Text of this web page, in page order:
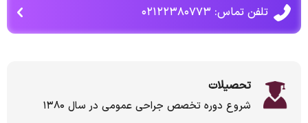
تلفن تماس: ۰۲۱۲۲۳۸۰۷۷۳
تحصیلات
شروع دوره تخصص جراحی عمومی در سال ۱۳۸۰